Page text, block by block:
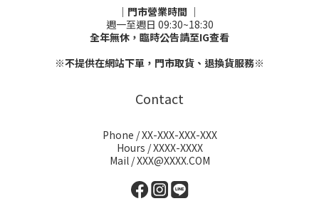
｜門市營業時間 ｜
週一至週日 09:30~18:30
全年無休，臨時公告請至IG查看
※不提供在網站下單，門市取貨、退換貨服務※
Contact
Phone / XX-XXX-XXX-XXX
Hours / XXXX-XXXX
Mail / XXX@XXXX.COM